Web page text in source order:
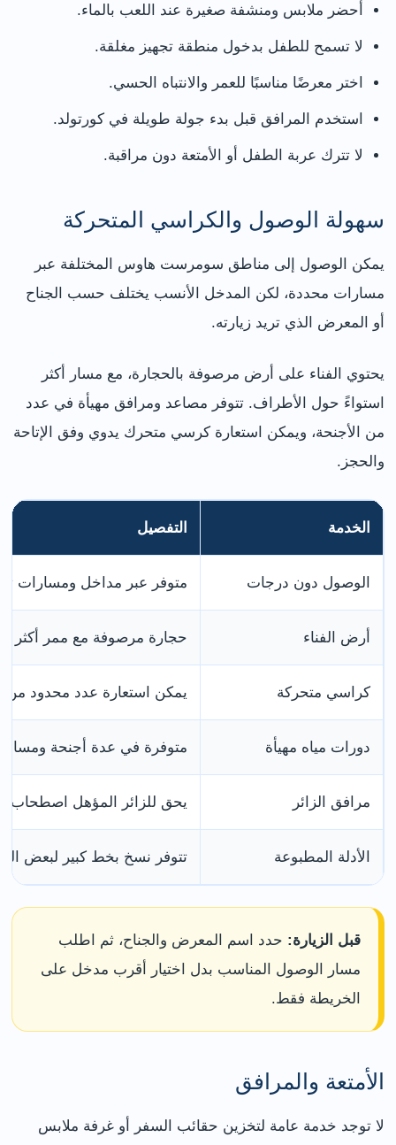
أحضر ملابس ومنشفة صغيرة عند اللعب بالماء.
لا تسمح للطفل بدخول منطقة تجهيز مغلقة.
اختر معرضًا مناسبًا للعمر والانتباه الحسي.
استخدم المرافق قبل بدء جولة طويلة في كورتولد.
لا تترك عربة الطفل أو الأمتعة دون مراقبة.
سهولة الوصول والكراسي المتحركة
يمكن الوصول إلى مناطق سومرست هاوس المختلفة عبر
مسارات محددة، لكن المدخل الأنسب يختلف حسب الجناح
أو المعرض الذي تريد زيارته.
يحتوي الفناء على أرض مرصوفة بالحجارة، مع مسار أكثر
استواءً حول الأطراف. تتوفر مصاعد ومرافق مهيأة في عدد
من الأجنحة، ويمكن استعارة كرسي متحرك يدوي وفق الإتاحة
والحجز.
الخدمة التفصيل
الوصول دون درجات متوفر عبر مداخل ومسارات
أرض الفناء حجارة مرصوفة مع ممر أكثر
كراسي متحركة يمكن استعارة عدد محدود من
دورات مياه مهيأة متوفرة في عدة أجنحة
مرافق الزائر يحق للزائر المؤهل
الأدلة المطبوعة تتوفر نسخ بخط كبير لبعض
قبل الزيارة: حدد اسم المعرض والجناح، ثم اطلب
مسار الوصول المناسب بدل اختيار أقرب مدخل على
الخريطة فقط.
الأمتعة والمرافق
لا توجد خدمة عامة لتخزين حقائب السفر أو غرفة ملابس